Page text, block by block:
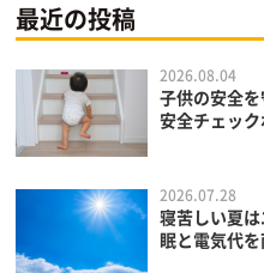
最近の投稿
2026.08.04
子供の安全
安全チェッ
2026.07.28
寝苦しい夏
眠と電気代